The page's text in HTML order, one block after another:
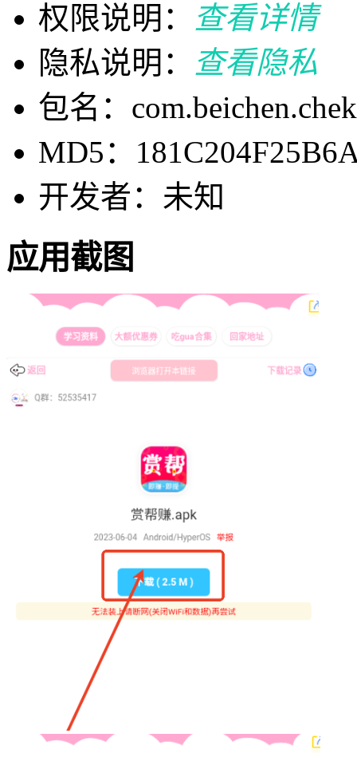
权限说明：
查看详情
隐私说明：
查看隐私
包名：
MD5：
开发者：未知
应用截图